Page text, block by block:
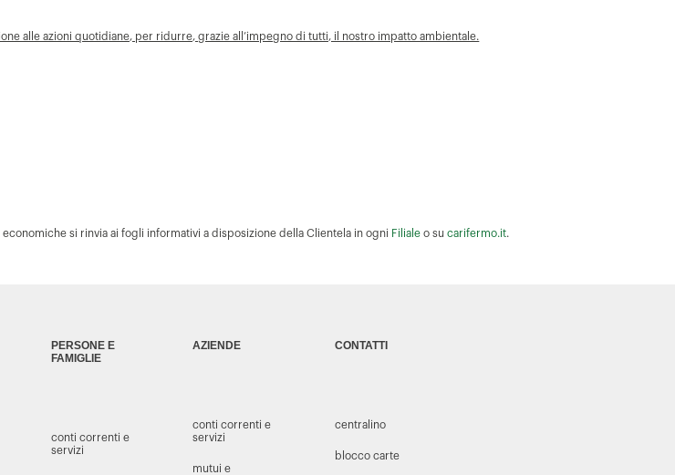
alle azioni quotidiane, per ridurre, grazie all’impegno di tutti, il nostro impatto ambientale.
si rinvia ai fogli informativi a disposizione della Clientela in ogni Filiale o sucarifermo.it.
PERSONE E
FAMIGLIE
conti correnti e
servizi
AZIENDE
conti correnti e
servizi
mutui e
CONTATTI
centralino
blocco carte